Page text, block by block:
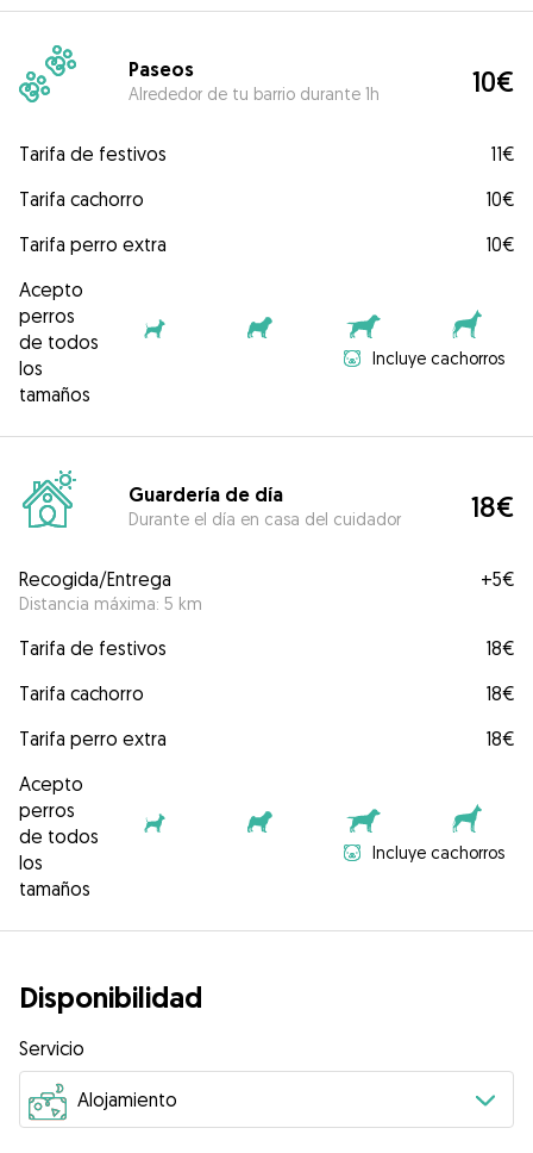
Paseos
Alrededor de tu barrio durante 1h 10€
Tarifa de festivos
11€
Tarifa cachorro
10€
Tarifa perro extra
10€
Acepto
perros
de todos
los
tamaños
Incluye cachorros
Guardería de día
Durante el día en casa del cuidador 18€
Recogida/Entrega
Distancia máxima: 5 km
+5€
Tarifa de festivos
18€
Tarifa cachorro
18€
Tarifa perro extra
18€
Acepto
perros
de todos
los
tamaños
Incluye cachorros
Disponibilidad
Servicio